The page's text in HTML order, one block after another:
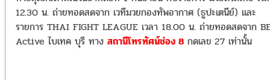
12.30 น. ถ่ายทอดสดจาก เวทีมวยกองทัพอากาศ (ธูปะเตนีย์) และ
รายการ THAI FIGHT LEAGUE เวลา 18.00 น. ถ่ายทอดสดจาก
Active ไบเทค บุรี ทาง สถานีโทรทัศน์ช่อง 8 กดเลข 27 เท่านั้น